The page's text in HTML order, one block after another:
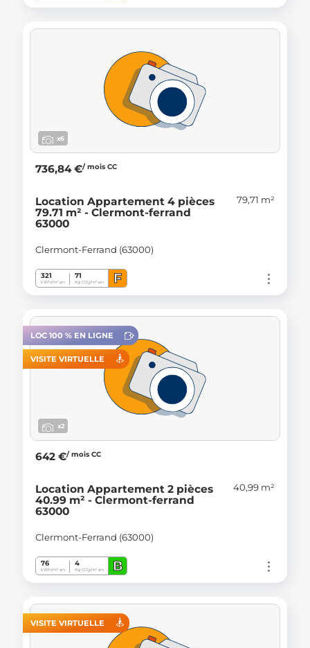
x6
736,84 €/ mois CC
Location Appartement 4 pièces
79.71 m² - Clermont-ferrand
63000
79,71 m²
Clermont-Ferrand (63000)
321
kWh/m².an
71
Kg CO2/m².an F
LOC 100 % EN LIGNE
VISITE VIRTUELLE
x2
642 €/ mois CC
Location Appartement 2 pièces
40.99 m² - Clermont-ferrand
63000
40,99 m²
Clermont-Ferrand (63000)
76
kWh/m².an
4
Kg CO2/m².an B
VISITE VIRTUELLE